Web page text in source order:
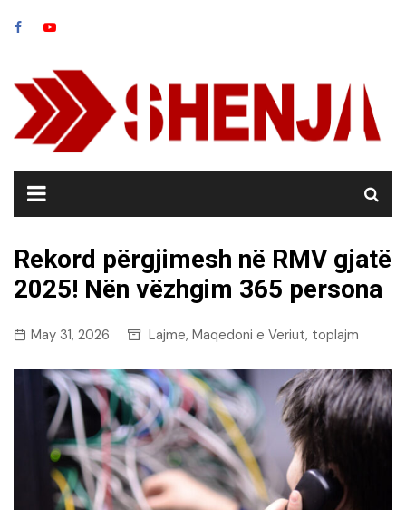
Rekord përgjimesh në RMV gjatë
2025! Nën vëzhgim 365 persona
May 31, 2026 Lajme, Maqedoni e Veriut, toplajm